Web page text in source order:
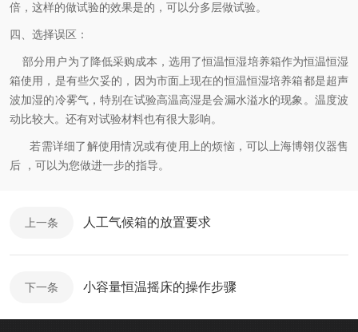
倍，这样的做试验的效果是的，可以分多层做试验。
四、选择误区：
部分用户为了降低采购成本，选用了恒温恒湿培养箱作为恒温恒湿
箱使用，是有些欠妥的，因为市面上现在的恒温恒湿培养箱都是超声
波加湿的冷雾气，特别在试验高温高湿是会漏水溢水的现象。温度波
动比较大。还有对试验材料也有很大影响。
若需详细了解使用情况或有使用上的烦恼，可以上海博翎仪器售
后 ，可以为您做进一步的指导。
上一条 人工气候箱的放置要求
下一条 小容量恒温摇床的操作步骤